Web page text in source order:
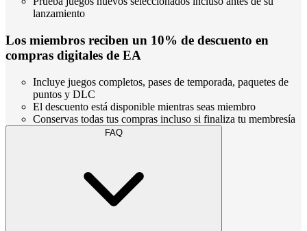
lanzamiento
Los miembros reciben un 10% de descuento en
compras digitales de EA
Incluye juegos completos, pases de temporada, paquetes de
puntos y DLC
El descuento está disponible mientras seas miembro
Conservas todas tus compras incluso si finaliza tu membresía
FAQ